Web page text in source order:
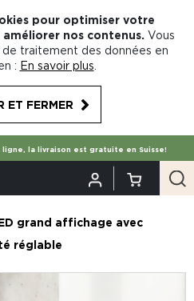
pour optimiser votre
nos contenus. Vous
traitement des données en
: En savoir plus
ET FERMER
la livraison est gratuite en Suisse!
grand affichage avec
réglable